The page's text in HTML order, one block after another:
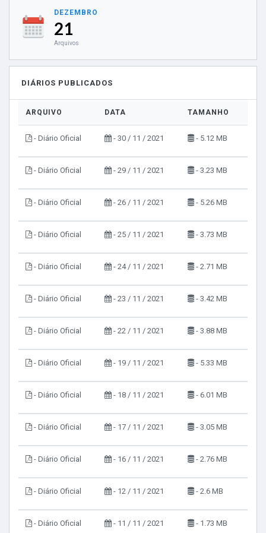
DEZEMBRO
21
Arquivos
DIÁRIOS PUBLICADOS
ARQUIVO DATA TAMANHO
- Diário Oficial - 30 / 11 / 2021 - 5.12 MB
- Diário Oficial - 29 / 11 / 2021 - 3.23 MB
- Diário Oficial - 26 / 11 / 2021 - 5.26 MB
- Diário Oficial - 25 / 11 / 2021 - 3.73 MB
- Diário Oficial - 24 / 11 / 2021 - 2.71 MB
- Diário Oficial - 23 / 11 / 2021 - 3.42 MB
- Diário Oficial - 22 / 11 / 2021 - 3.88 MB
- Diário Oficial - 19 / 11 / 2021 - 5.33 MB
- Diário Oficial - 18 / 11 / 2021 - 6.01 MB
- Diário Oficial - 17 / 11 / 2021 - 3.05 MB
- Diário Oficial - 16 / 11 / 2021 - 2.76 MB
- Diário Oficial - 12 / 11 / 2021 - 2.6 MB
- Diário Oficial - 11 / 11 / 2021 - 1.73 MB